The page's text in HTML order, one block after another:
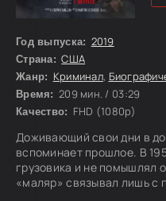
Год выпуска: 2019
Страна: США
Жанр: Криминал,
Время: 209 мин. / 03:29
Качество: FHD (1080p)
Доживающий свои дни в
вспоминает прошлое. В
грузовика и не помышлял
«маляр» связывал лишь с